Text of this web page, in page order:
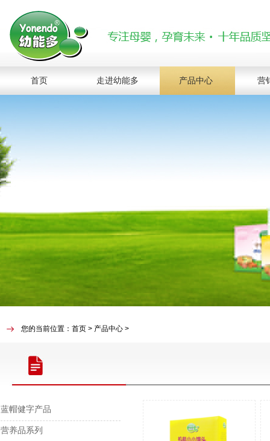
首页 走进幼能多 产品中心 营
您的当前位置：首页 > 产品中心 >
蓝帽健字产品
营养品系列